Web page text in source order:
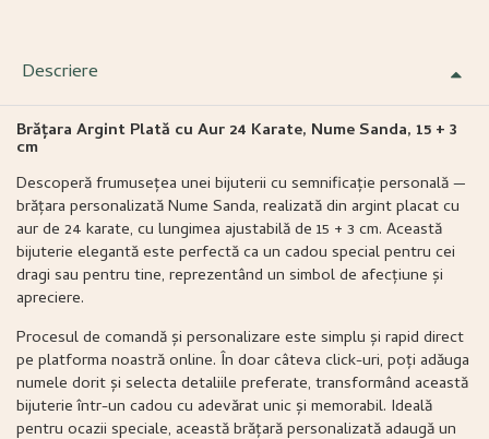
Descriere
Brățara Argint Plată cu Aur 24 Karate, Nume Sanda, 15 + 3
cm
Descoperă frumusețea unei bijuterii cu semnificație personală —
brățara personalizată Nume Sanda, realizată din argint placat cu
aur de 24 karate, cu lungimea ajustabilă de 15 + 3 cm. Această
bijuterie elegantă este perfectă ca un cadou special pentru cei
dragi sau pentru tine, reprezentând un simbol de afecțiune și
apreciere.
Procesul de comandă și personalizare este simplu și rapid direct
pe platforma noastră online. În doar câteva click-uri, poți adăuga
numele dorit și selecta detaliile preferate, transformând această
bijuterie într-un cadou cu adevărat unic și memorabil. Ideală
pentru ocazii speciale, această brățară personalizată adaugă un